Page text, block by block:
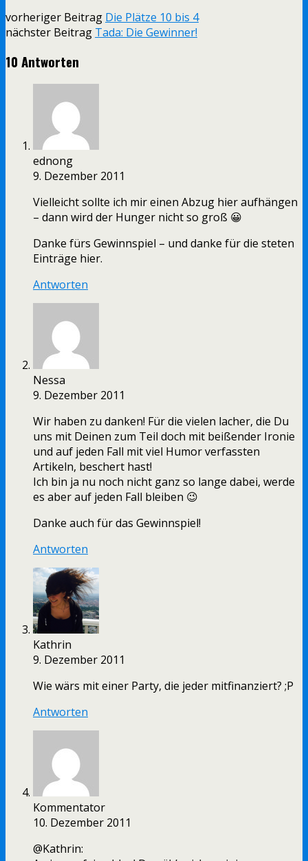
vorheriger Beitrag Die Plätze 10 bis 4
nächster Beitrag Tada: Die Gewinner!
10 Antworten
ednong
9. Dezember 2011
Vielleicht sollte ich mir einen Abzug hier aufhängen
– dann wird der Hunger nicht so groß 😀
Danke fürs Gewinnspiel – und danke für die steten
Einträge hier.
Antworten
Nessa
9. Dezember 2011
Wir haben zu danken! Für die vielen lacher, die Du
uns mit Deinen zum Teil doch mit beißender Ironie
und auf jeden Fall mit viel Humor verfassten
Artikeln, beschert hast!
Ich bin ja nu noch nicht ganz so lange dabei, werde
es aber auf jeden Fall bleiben 😉
Danke auch für das Gewinnspiel!
Antworten
Kathrin
9. Dezember 2011
Wie wärs mit einer Party, die jeder mitfinanziert? ;P
Antworten
Kommentator
10. Dezember 2011
@Kathrin: